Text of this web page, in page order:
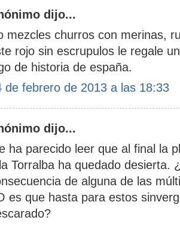
dijo...
mezcles churros con merinas,
rojo sin escrupulos le regale
de historia de españa.
de febrero de 2013 a las 18:33
dijo...
ha parecido leer que al final la
Torralba ha quedado desierta.
de alguna de las
es que hasta para estos